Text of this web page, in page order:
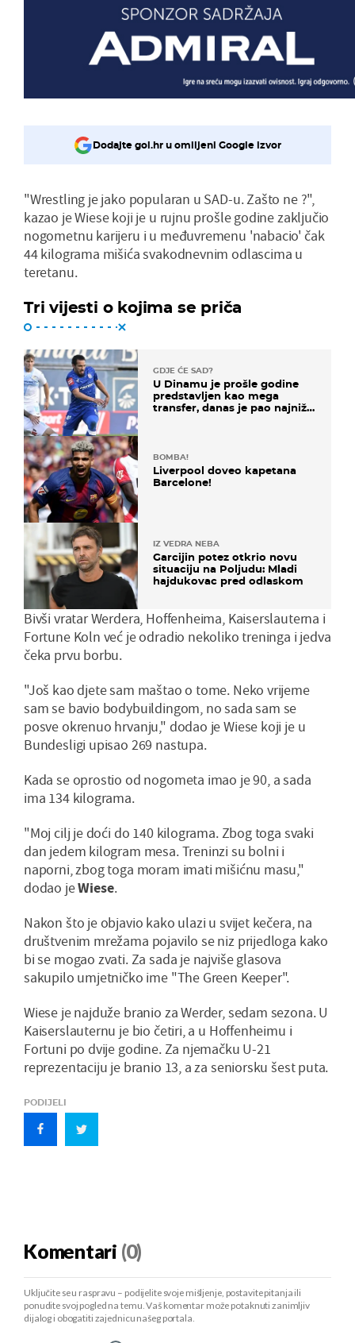
Dodajte gol.hr u omiljeni Google izvor
"Wrestling je jako popularan u SAD-u. Zašto ne ?",
kazao je Wiese koji je u rujnu prošle godine zaključio
nogometnu karijeru i u međuvremenu 'nabacio' čak
44 kilograma mišića svakodnevnim odlascima u
teretanu.
Tri vijesti o kojima se priča
GDJE ĆE SAD?
U Dinamu je prošle godine
predstavljen kao mega
transfer, danas je pao najniže
BOMBA!
Liverpool doveo kapetana
Barcelone!
IZ VEDRA NEBA
Garcijin potez otkrio novu
situaciju na Poljudu: Mladi
hajdukovac pred odlaskom
Bivši vratar Werdera, Hoffenheima, Kaiserslauterna i
Fortune Koln već je odradio nekoliko treninga i jedva
čeka prvu borbu.
"Još kao djete sam maštao o tome. Neko vrijeme
sam se bavio bodybuildingom, no sada sam se
posve okrenuo hrvanju," dodao je Wiese koji je u
Bundesligi upisao 269 nastupa.
Kada se oprostio od nogometa imao je 90, a sada
ima 134 kilograma.
"Moj cilj je doći do 140 kilograma. Zbog toga svaki
dan jedem kilogram mesa. Treninzi su bolni i
naporni, zbog toga moram imati mišićnu masu,"
dodao jeWiese.
Nakon što je objavio kako ulazi u svijet kečera, na
društvenim mrežama pojavilo se niz prijedloga kako
bi se mogao zvati. Za sada je najviše glasova
sakupilo umjetničko ime "The Green Keeper".
Wiese je najduže branio za Werder, sedam sezona. U
Kaiserslauternu je bio četiri, a u Hoffenheimu i
Fortuni po dvije godine. Za njemačku U-21
reprezentaciju je branio 13, a za seniorsku šest puta.
PODIJELI
Komentari (0)
Uključite se u raspravu – podijelite svoje mišljenje, postavite pitanja ili
ponudite svoj pogled na temu. Vaš komentar može potaknuti zanimljiv
dijalog i obogatiti zajednicu našeg portala.